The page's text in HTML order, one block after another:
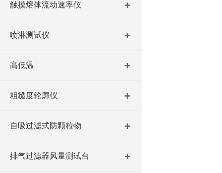
触摸熔体流动速率仪
喷淋测试仪
高低温
粗糙度轮廓仪
自吸过滤式防颗粒物
排气过滤器风量测试台